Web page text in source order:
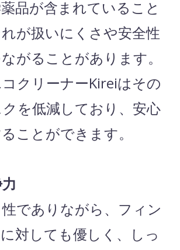
品が含まれていること
が扱いにくさや安全性
がることがあります。
クリーナーKireiはその
を低減しており、安心
ことができます。
でありながら、フィン
対しても優しく、しっ